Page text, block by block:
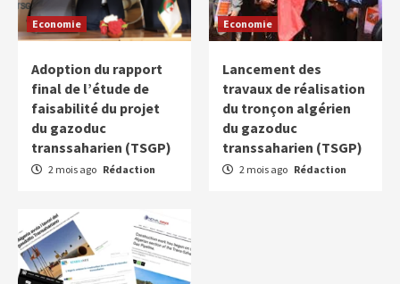
Economie
Adoption du rapport
final de l’étude de
faisabilité du projet
du gazoduc
transsaharien (TSGP)
2 mois ago Rédaction
Economie
Lancement des
travaux de réalisation
du tronçon algérien
du gazoduc
transsaharien (TSGP)
2 mois ago Rédaction